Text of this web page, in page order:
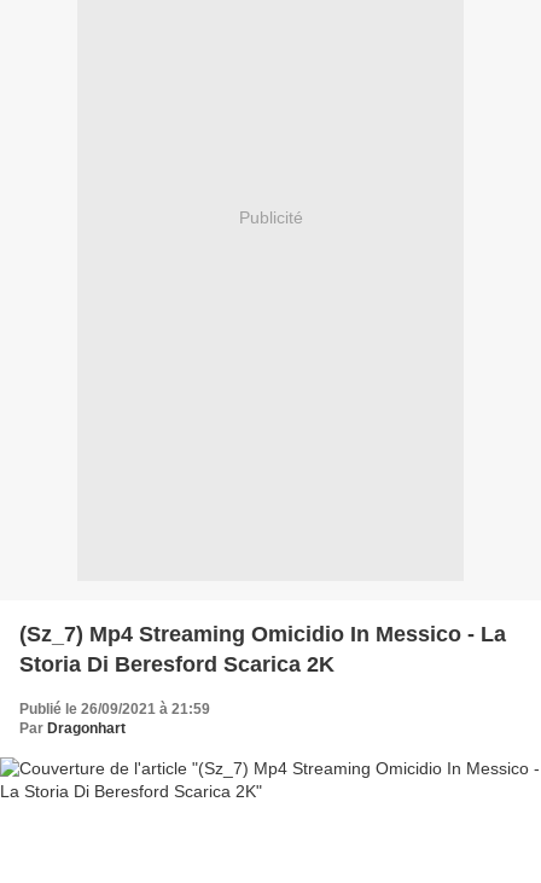
Publicité
(Sz_7) Mp4 Streaming Omicidio In Messico - La
Storia Di Beresford Scarica 2K
Publié le 26/09/2021 à 21:59
Par Dragonhart